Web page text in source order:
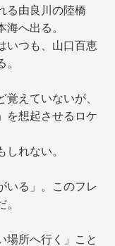
る由良川の陸橋
へ出る。
いつも、山口百恵
えていないが、
を想起させるロケ
れない。
いる」。このフレ
場所へ行く」こと